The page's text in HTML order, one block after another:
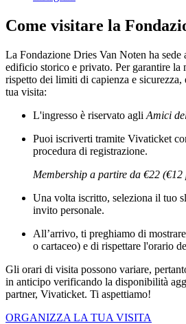
Come visitare la
La Fondazione Dries Van Noten ha sede
edificio storico e privato. Per garantire la
rispetto dei limiti di capienza e sicurezza,
tua visita:
L'ingresso è riservato agli Amici
Puoi iscriverti tramite Vivaticket
procedura di registrazione.
Membership a partire da €22 (€12
Una volta iscritto, seleziona il tuo
invito personale.
All’arrivo, ti preghiamo di
o cartaceo) e di rispettare l'orario
Gli orari di visita possono variare,
in anticipo verificando la disponibilità
partner, Vivaticket. Ti aspettiamo!
ORGANIZZA LA TUA VISITA